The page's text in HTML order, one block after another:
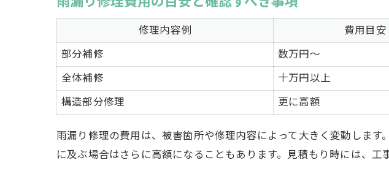
修理内容例 費用目安
部分補修
数万円～
全体補修
十万円以上
構造部分修理
更に高額
雨漏り修理の費用は、被害箇所や修理内容によって大きく変動しま
に及ぶ場合はさらに高額になることもあります。見積もり時には、